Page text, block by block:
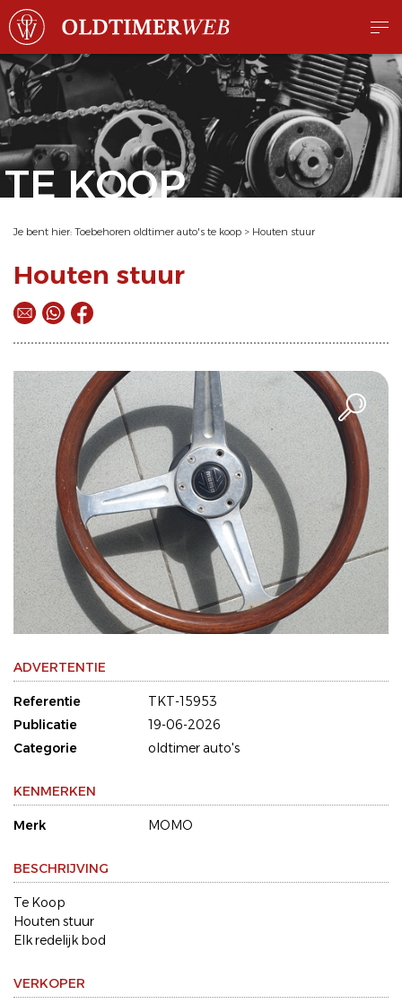
TE KOOP
Je bent hier: Toebehoren oldtimer auto's te koop > Houten stuur
Houten stuur
ADVERTENTIE
Referentie
TKT-15953
Publicatie
19-06-2026
Categorie
oldtimer auto's
KENMERKEN
Merk MOMO
BESCHRIJVING
Te Koop
Houten stuur
Elk redelijk bod
VERKOPER